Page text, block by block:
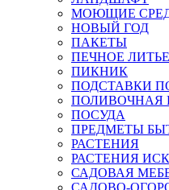
МОЮЩИЕ
НОВЫЙ ГОД
ПАКЕТЫ
ПЕЧНОЕ ЛИТЬЕ
ПИКНИК
ПОДСТАВКИ
ПОЛИВОЧНАЯ
ПОСУДА
ПРЕДМЕТЫ
РАСТЕНИЯ
РАСТЕНИЯ
САДОВАЯ
САДОВО-